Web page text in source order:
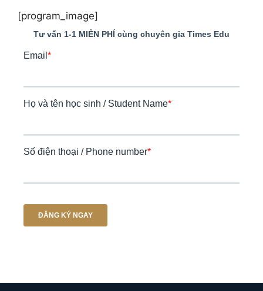
[program_image]